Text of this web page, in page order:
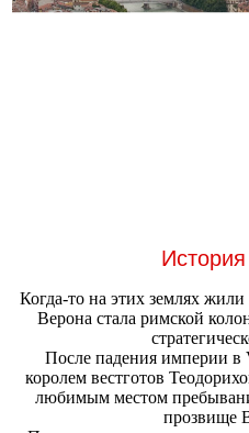
Когда-то на этих землях
Верона стала римской
После падения империи в
королем вестготов
любимым местом
прозвище